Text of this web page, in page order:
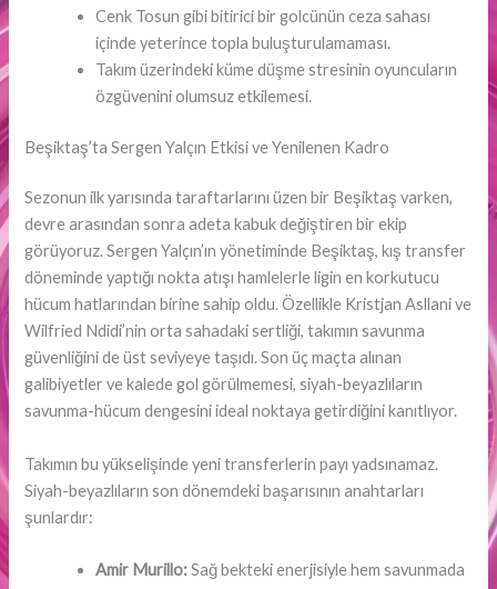
Cenk Tosun gibi bitirici bir golcünün ceza sahası
içinde yeterince topla buluşturulamaması.
Takım üzerindeki küme düşme stresinin oyuncuların
özgüvenini olumsuz etkilemesi.
Beşiktaş’ta Sergen Yalçın Etkisi ve Yenilenen Kadro
Sezonun ilk yarısında taraftarlarını üzen bir Beşiktaş varken,
devre arasından sonra adeta kabuk değiştiren bir ekip
görüyoruz. Sergen Yalçın’ın yönetiminde Beşiktaş, kış transfer
döneminde yaptığı nokta atışı hamlelerle ligin en korkutucu
hücum hatlarından birine sahip oldu. Özellikle Kristjan Asllani ve
Wilfried Ndidi’nin orta sahadaki sertliği, takımın savunma
güvenliğini de üst seviyeye taşıdı. Son üç maçta alınan
galibiyetler ve kalede gol görülmemesi, siyah-beyazlıların
savunma-hücum dengesini ideal noktaya getirdiğini kanıtlıyor.
Takımın bu yükselişinde yeni transferlerin payı yadsınamaz.
Siyah-beyazlıların son dönemdeki başarısının anahtarları
şunlardır:
Amir Murillo:Sağ bekteki enerjisiyle hem savunmada